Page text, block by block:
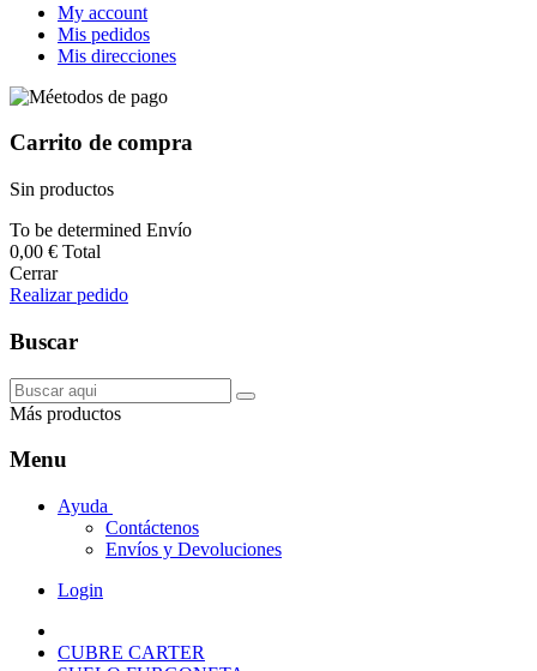
My account
Mis pedidos
Mis direcciones
Carrito de compra
Sin productos
To be determined Envío
0,00 € Total
Cerrar
Realizar pedido
Buscar
Más productos
Menu
Ayuda
Contáctenos
Envíos y Devoluciones
Login
CUBRE CARTER